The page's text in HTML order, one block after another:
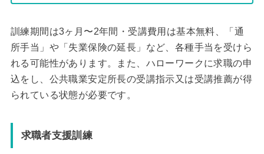
訓練期間は3ヶ月〜2年間・受講費用は基本無料、「通
所手当」や「失業保険の延長」など、各種手当を受けら
れる可能性があります。また、ハローワークに求職の申
込をし、公共職業安定所長の受講指示又は受講推薦が得
られている状態が必要です。
求職者支援訓練